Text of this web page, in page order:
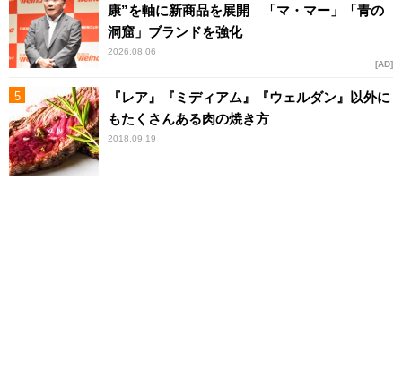
康”を軸に新商品を展開 「マ・マー」「青の
洞窟」ブランドを強化
2026.08.06
AD
『レア』『ミディアム』『ウェルダン』以外に
もたくさんある肉の焼き方
2018.09.19